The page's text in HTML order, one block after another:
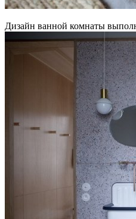
Дизайн ванной комнаты